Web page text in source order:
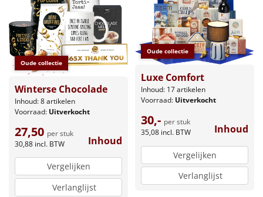
Oude collectie
Winterse Chocolade
Inhoud: 8 artikelen
Voorraad: Uitverkocht
27,50 per stuk
30,88 incl. BTW Inhoud
Vergelijken
Verlanglijst
Oude collectie
Luxe Comfort
Inhoud: 17 artikelen
Voorraad: Uitverkocht
30,- per stuk
35,08 incl. BTW Inhoud
Vergelijken
Verlanglijst